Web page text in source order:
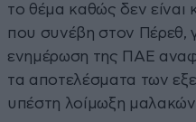
το θέμα καθώς δεν είναι
που συνέβη στον Πέρεθ,
ενημέρωση της ΠΑΕ
τα αποτελέσματα των
υπέστη λοίμωξη